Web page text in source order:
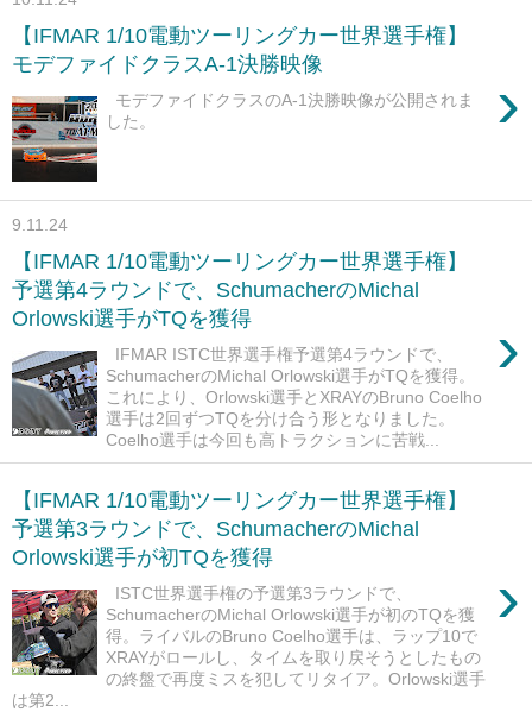
【IFMAR 1/10電動ツーリングカー世界選手権】
モデファイドクラスA-1決勝映像
›
モデファイドクラスのA-1決勝映像が公開されま
した。
9.11.24
【IFMAR 1/10電動ツーリングカー世界選手権】
予選第4ラウンドで、SchumacherのMichal
Orlowski選手がTQを獲得
›
IFMAR ISTC世界選手権予選第4ラウンドで、
SchumacherのMichal Orlowski選手がTQを獲得。
これにより、Orlowski選手とXRAYのBruno Coelho
選手は2回ずつTQを分け合う形となりました。
Coelho選手は今回も高トラクションに苦戦...
【IFMAR 1/10電動ツーリングカー世界選手権】
予選第3ラウンドで、SchumacherのMichal
Orlowski選手が初TQを獲得
›
ISTC世界選手権の予選第3ラウンドで、
SchumacherのMichal Orlowski選手が初のTQを獲
得。ライバルのBruno Coelho選手は、ラップ10で
XRAYがロールし、タイムを取り戻そうとしたもの
の終盤で再度ミスを犯してリタイア。Orlowski選手
は第2...